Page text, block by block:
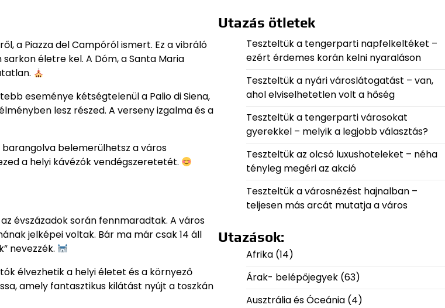
a Piazza del Campóról ismert. Ez a vibráló
életre kel. A Dóm, a Santa Maria
eseménye kétségtelenül a Palio di Siena,
lesz részed. A verseny izgalma és a
belemerülhetsz a város
a helyi kávézók vendégszeretetét.
évszázadok során fennmaradtak. A város
jelképei voltak. Bár ma már csak 14 áll
nevezzék.
élvezhetik a helyi életet és a környező
amely fantasztikus kilátást nyújt a toszkán
Utazás ötletek
Teszteltük a tengerparti napfelkeltéket –
ezért érdemes korán kelni nyaraláson
Teszteltük a nyári városlátogatást – van,
ahol elviselhetetlen volt a hőség
Teszteltük a tengerparti városokat
gyerekkel – melyik a legjobb választás?
Teszteltük az olcsó luxushoteleket – néha
tényleg megéri az akció
Teszteltük a városnézést hajnalban –
teljesen más arcát mutatja a város
Utazások:
Afrika(14)
Árak- belépőjegyek(63)
Ausztrália és Óceánia(4)